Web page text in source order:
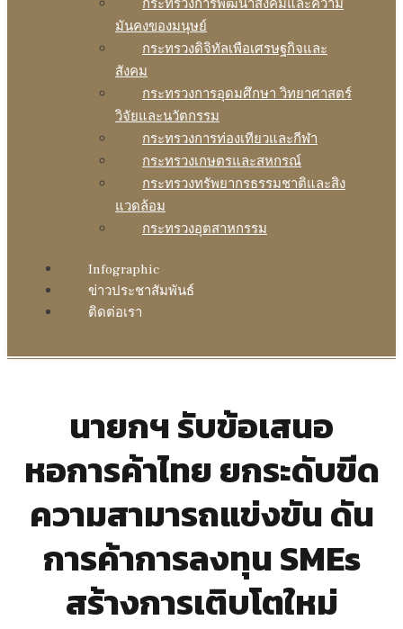
กระทรวงการพัฒนาสังคมและความ
มันคงของมนุษย์
กระทรวงดิจิทัลเพือเศรษฐกิจและ
สังคม
กระทรวงการอุดมศึกษา วิทยาศาสตร์
วิจัยและนวัตกรรม
กระทรวงการท่องเทียวและกีฬา
กระทรวงเกษตรและสหกรณ์
กระทรวงทรัพยากรธรรมชาติและสิง
แวดล้อม
กระทรวงอุตสาหกรรม
Infographic
ข่าวประชาสัมพันธ์
ติดต่อเรา
นายกฯ รับข้อเสนอ
หอการค้าไทย ยกระดับขีด
ความสามารถแข่งขัน ดัน
การค้าการลงทุน SMEs
สร้างการเติบโตใหม่